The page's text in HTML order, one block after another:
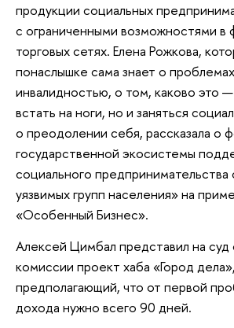
продукции социальных
с ограниченными возможностями в
торговых сетях. Елена Рожкова,
понаслышке сама знает о
инвалидностью, о том, каково это
встать на ноги, но и заняться
о преодолении себя, рассказала о
государственной экосистемы
социального
уязвимых групп населения» на
«Особенный Бизнес».
Алексей Цимбал представил на суд
комиссии проект хаба «Город дела»,
предполагающий, что от первой
дохода нужно всего 90 дней.